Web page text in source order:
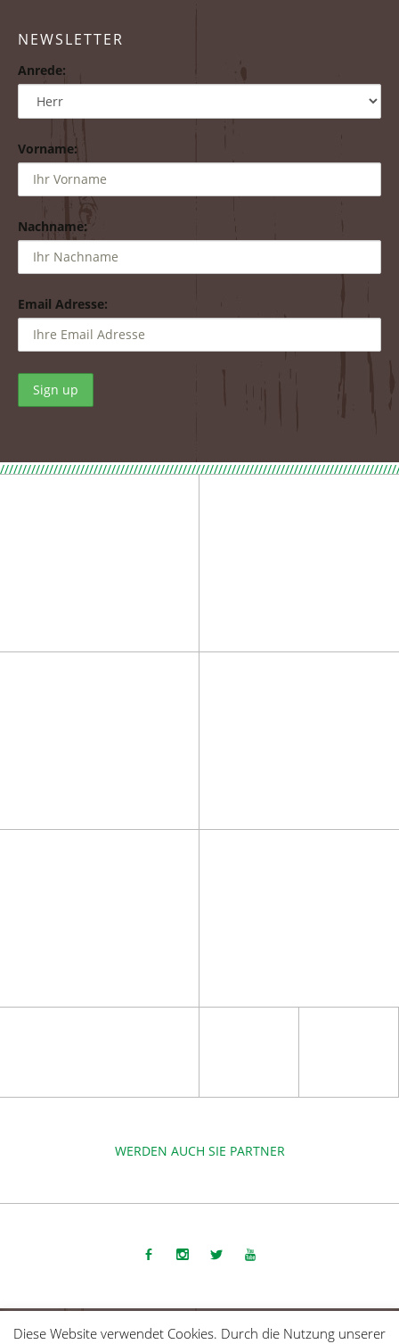
NEWSLETTER
Anrede:
Vorname:
Nachname:
Email Adresse:
WERDEN AUCH SIE PARTNER
COPYRIGHT 2015-2025 | DIE SPORTMACHER GMBH |
Diese Website verwendet Cookies. Durch die Nutzung unserer